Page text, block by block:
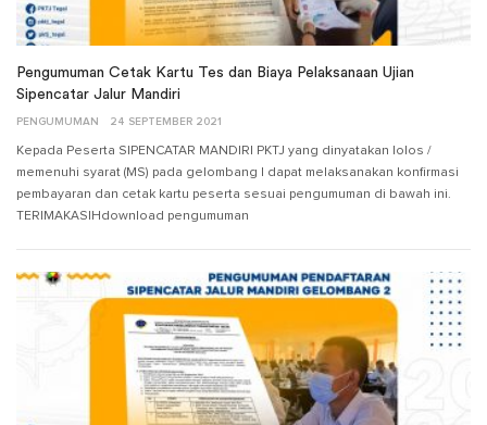
Pengumuman Cetak Kartu Tes dan Biaya Pelaksanaan Ujian
Sipencatar Jalur Mandiri
PENGUMUMAN 24 SEPTEMBER 2021
Kepada Peserta SIPENCATAR MANDIRI PKTJ yang dinyatakan lolos /
memenuhi syarat (MS) pada gelombang I dapat melaksanakan konfirmasi
pembayaran dan cetak kartu peserta sesuai pengumuman di bawah ini.
TERIMAKASIHdownload pengumuman